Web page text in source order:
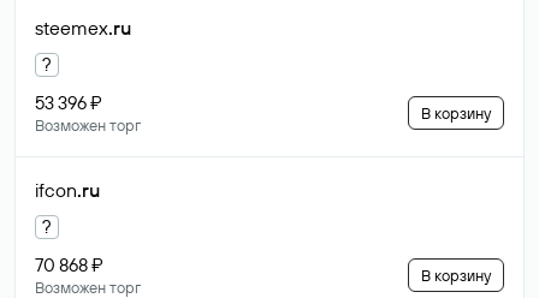
steemex.ru
?
53 396 ₽
Возможен торг
В корзину
ifcon.ru
?
70 868 ₽
Возможен торг
В корзину